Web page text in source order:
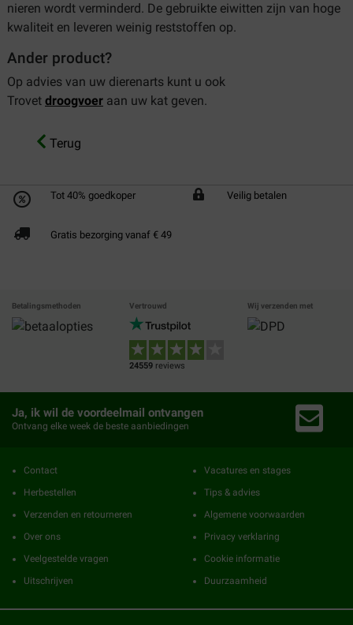
nieren wordt verminderd. De gebruikte eiwitten zijn van hoge
kwaliteit en leveren weinig reststoffen op.
Ander product?
Op advies van uw dierenarts kunt u ook
Trovet droogvoer aan uw kat geven.
Terug
Tot 40% goedkoper Veilig betalen
Gratis bezorging vanaf € 49
Betalingsmethoden Vertrouwd
24559 reviews
Wij verzenden met
Ja, ik wil de voordeelmail ontvangen
Ontvang elke week de beste aanbiedingen
Contact
Herbestellen
Verzenden en retourneren
Over ons
Veelgestelde vragen
Uitschrijven
Vacatures en stages
Tips & advies
Algemene voorwaarden
Privacy verklaring
Cookie informatie
Duurzaamheid